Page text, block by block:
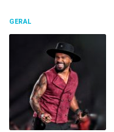
GERAL